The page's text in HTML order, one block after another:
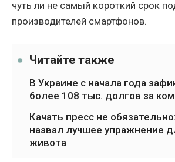
чуть ли не самый короткий срок
производителей смартфонов.
Читайте также
В Украине с начала года
более 108 тыс. долгов за
Качать пресс не
назвал лучшее упражнение
живота